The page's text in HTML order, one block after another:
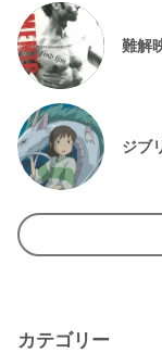
難解
ジブ
カテゴリー